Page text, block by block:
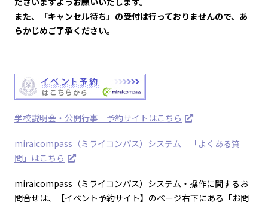
また、「キャンセル待ち」の受付は行っておりませんので、あ
らかじめご了承ください。
学校説明会・公開行事 予約サイトはこちら
miraicompass（ミライコンパス）システム 「よくある質
問」はこちら
miraicompass（ミライコンパス）システム・操作に関するお
問合せは、【イベント予約サイト】のページ右下にある「お問